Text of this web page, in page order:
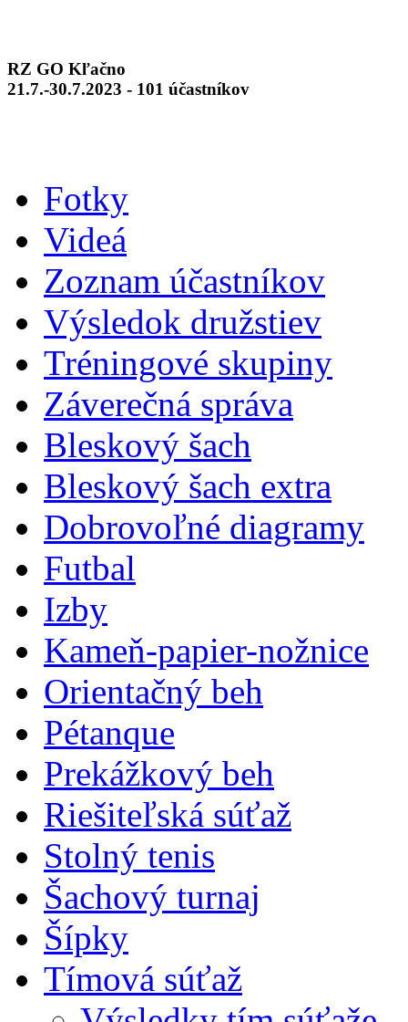
RZ GO Kľačno
21.7.-30.7.2023 - 101 účastníkov
Fotky
Videá
Zoznam účastníkov
Výsledok družstiev
Tréningové skupiny
Záverečná správa
Bleskový šach
Bleskový šach extra
Dobrovoľné diagramy
Futbal
Izby
Kameň-papier-nožnice
Orientačný beh
Pétanque
Prekážkový beh
Riešiteľská súťaž
Stolný tenis
Šachový turnaj
Šípky
Tímová súťaž